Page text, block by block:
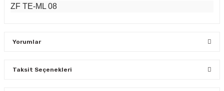
ZF TE-ML 08
Yorumlar
Taksit Seçenekleri